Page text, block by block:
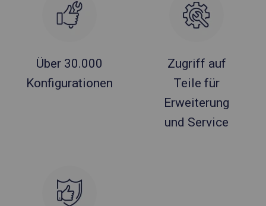
Über 30.000
Konfigurationen
Zugriff auf
Teile für
Erweiterung
und Service